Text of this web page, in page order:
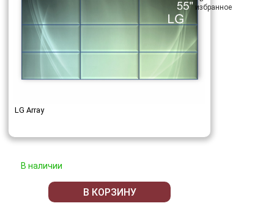
LG Array
В наличии
В КОРЗИНУ